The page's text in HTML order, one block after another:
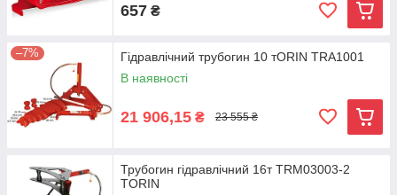
657 ₴
–7%
Гідравлічний трубогин 10 тORIN TRA1001
В наявності
21 906,15 ₴ 23 555 ₴
Трубогин гідравлічний 16т TRM03003-2
TORIN